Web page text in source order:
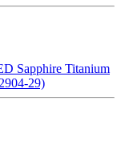
Sapphire Titanium
29)